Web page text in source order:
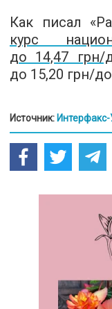
Как писал
курс
до 14,47 грн/
до 15,20 грн/
Источник: